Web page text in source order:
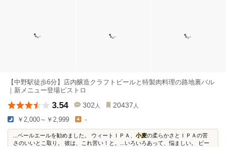
【中野駅徒歩6分】店内醸造クラフトビールと特製肉料理の路地裏バル
｜新メニュー登場ビストロ
3.54 302 人 20437 人
￥2,000～￥2,999 -
...ペールエールを勧めました。 ウィートＩＰＡ、 小麦の柔らかさとＩＰＡの苦
さのいいとこ取り。 彼は、これ苦い！と。...いろいろあって、悩ましい。 ビー